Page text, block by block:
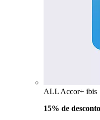
ALL Accor+ ibis
15% de